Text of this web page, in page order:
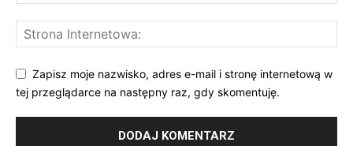
Zapisz moje nazwisko, adres e-mail i stronę internetową w
tej przeglądarce na następny raz, gdy skomentuję.